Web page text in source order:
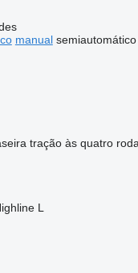
manual semiautomático
tração às quatro
L